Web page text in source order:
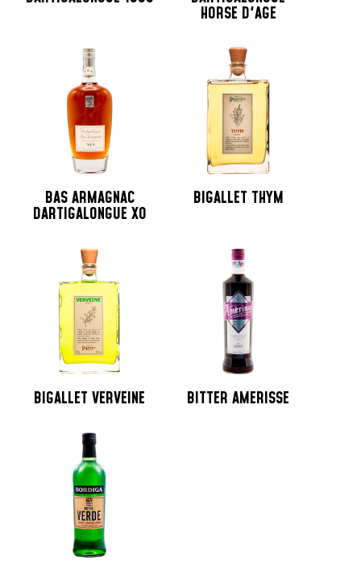
HORSE D'AGE
BAS ARMAGNAC
DARTIGALONGUE XO
BIGALLET THYM
BIGALLET VERVEINE BITTER AMERISSE